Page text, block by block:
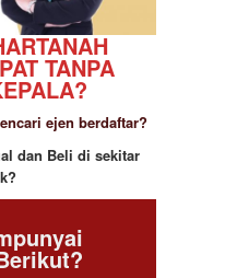
TANPA
ejen berdaftar?
dan Beli di sekitar